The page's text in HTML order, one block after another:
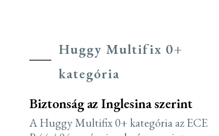
Huggy Multifix 0+
kategória
Biztonság az Inglesina szerint
A Huggy Multifix 0+ kategória az ECE